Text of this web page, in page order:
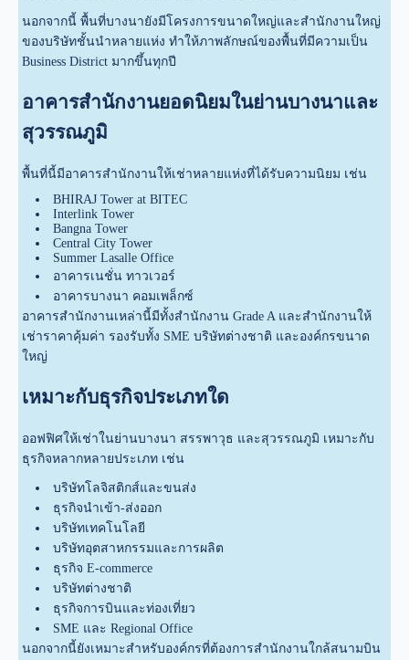
นอกจากนี้ พื้นที่บางนายังมีโครงการขนาดใหญ่และสำนักงานใหญ่
ของบริษัทชั้นนำหลายแห่ง ทำให้ภาพลักษณ์ของพื้นที่มีความเป็น
Business District มากขึ้นทุกปี
อาคารสำนักงานยอดนิยมในย่านบางนาและ
สุวรรณภูมิ
พื้นที่นี้มีอาคารสำนักงานให้เช่าหลายแห่งที่ได้รับความนิยม เช่น
BHIRAJ Tower at BITEC
Interlink Tower
Bangna Tower
Central City Tower
Summer Lasalle Office
อาคารเนชั่น ทาวเวอร์
อาคารบางนา คอมเพล็กซ์
อาคารสำนักงานเหล่านี้มีทั้งสำนักงาน Grade A และสำนักงานให้
เช่าราคาคุ้มค่า รองรับทั้ง SME บริษัทต่างชาติ และองค์กรขนาด
ใหญ่
เหมาะกับธุรกิจประเภทใด
ออฟฟิศให้เช่าในย่านบางนา สรรพาวุธ และสุวรรณภูมิ เหมาะกับ
ธุรกิจหลากหลายประเภท เช่น
บริษัทโลจิสติกส์และขนส่ง
ธุรกิจนำเข้า-ส่งออก
บริษัทเทคโนโลยี
บริษัทอุตสาหกรรมและการผลิต
ธุรกิจ E-commerce
บริษัทต่างชาติ
ธุรกิจการบินและท่องเที่ยว
SME และ Regional Office
นอกจากนี้ยังเหมาะสำหรับองค์กรที่ต้องการสำนักงานใกล้สนามบิน